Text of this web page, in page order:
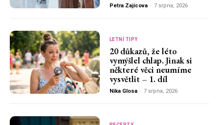
Petra Zajícova - 7 srpna, 2026
LETNÍ TIPY
20 důkazů, že léto
vymýšlel chlap. Jinak si
některé věci neumíme
vysvětlit – 1. díl
Nika Glosa - 7 srpna, 2026